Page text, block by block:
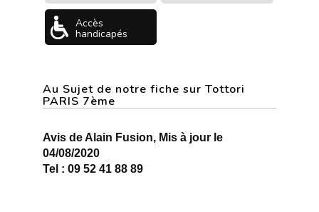
Accès
handicapés
Au Sujet de notre fiche sur Tottori
PARIS 7ème
Avis de Alain Fusion, Mis à jour le
04/08/2020
Tel : 09 52 41 88 89